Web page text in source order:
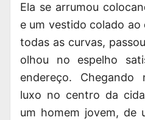
Ela se arrumou
e um vestido colado
todas as curvas,
olhou no espelho
endereço.
luxo no centro da
um homem jovem, de